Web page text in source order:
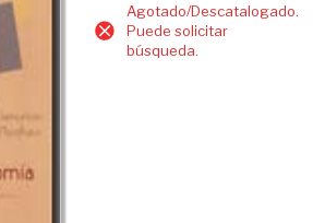
Agotado/Descatalogado.
Puede solicitar
búsqueda.